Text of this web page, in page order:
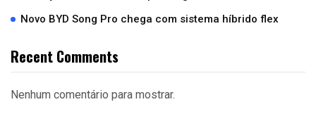
Novo BYD Song Pro chega com sistema híbrido flex
Recent Comments
Nenhum comentário para mostrar.